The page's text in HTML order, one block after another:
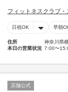
フィットネスクラブ
日祝OK 早朝
住所
神奈川県
本日の営業状況 7:00〜
店舗公式